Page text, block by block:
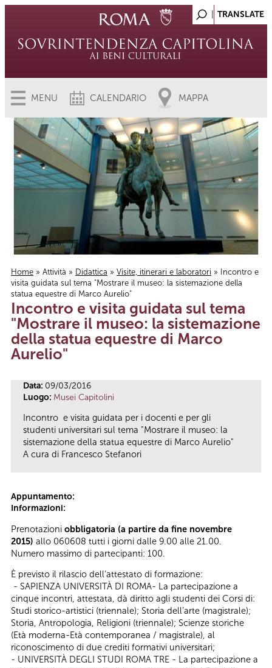
MENU CALENDARIO MAPPA
Tu sei qui
Home » Attività » Didattica » Visite, itinerari e laboratori » Incontro e
visita guidata sul tema "Mostrare il museo: la sistemazione della
statua equestre di Marco Aurelio"
Incontro e visita guidata sul tema
"Mostrare il museo: la sistemazione
della statua equestre di Marco
Aurelio"
Data: 09/03/2016
Luogo: Musei Capitolini
Incontro e visita guidata per i docenti e per gli
studenti universitari sul tema "Mostrare il museo: la
sistemazione della statua equestre di Marco Aurelio"
A cura di Francesco Stefanori
Appuntamento:
Informazioni:
Prenotazioni obbligatoria (a partire da fine novembre
2015) allo 060608 tutti i giorni dalle 9.00 alle 21.00.
Numero massimo di partecipanti: 100.
È previsto il rilascio dell’attestato di formazione:
- SAPIENZA UNIVERSITÀ DI ROMA- La partecipazione a
cinque incontri, attestata, dà diritto agli studenti dei Corsi di:
Studi storico-artistici (triennale); Storia dell’arte (magistrale);
Storia, Antropologia, Religioni (triennale); Scienze storiche
(Età moderna-Età contemporanea / magistrale), al
riconoscimento di due crediti formativi universitari;
- UNIVERSITÀ DEGLI STUDI ROMA TRE - La partecipazione a